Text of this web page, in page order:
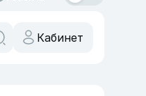
Кабинет